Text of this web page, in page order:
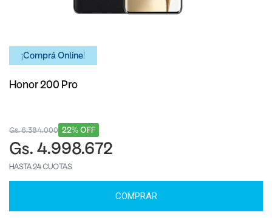
¡Comprá Online!
Honor 200 Pro
22% OFF
Gs. 6.384.000
Gs. 4.998.672
HASTA 24 CUOTAS
COMPRAR